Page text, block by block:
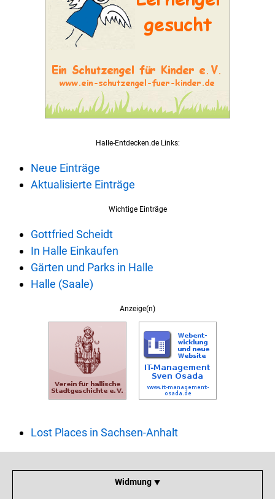
Halle-Entdecken.de Links:
Neue Einträge
Aktualisierte Einträge
Wichtige Einträge
Gottfried Scheidt
In Halle Einkaufen
Gärten und Parks in Halle
Halle (Saale)
Anzeige(n)
Lost Places in Sachsen-Anhalt
Widmung ⯆